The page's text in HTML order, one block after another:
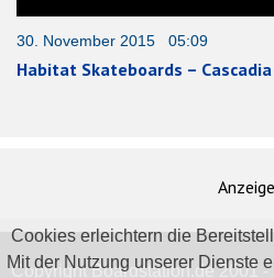
30. November 2015 05:09
Habitat Skateboards –
Anzeige
Copyright Boardstation.de 2001 -
Cookies erleichtern die
Mit der Nutzung unserer Dienste